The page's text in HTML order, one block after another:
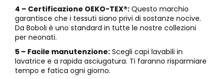
4 – Certificazione OEKO-TEX®: Questo marchio
garantisce che i tessuti siano privi di sostanze nocive.
Da Boboli è uno standard in tutte le nostre collezioni
per neonati.
5 – Facile manutenzione: Scegli capi lavabili in
lavatrice e a rapida asciugatura. Ti faranno risparmiare
tempo e fatica ogni giorno.